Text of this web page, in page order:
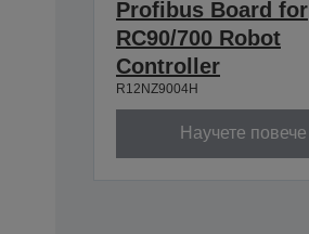
Profibus Board for
RC90/700 Robot
Controller
R12NZ9004H
Научете повече